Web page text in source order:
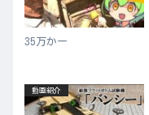
35万かー
動画紹介